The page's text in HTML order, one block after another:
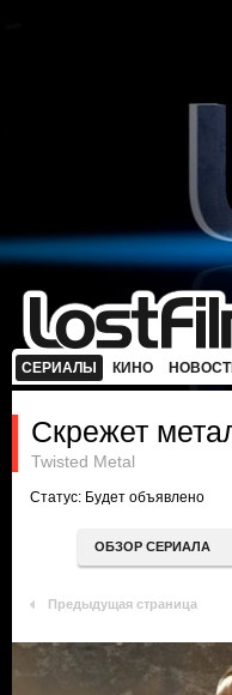
СЕРИАЛЫ КИНО
Скрежет
Twisted Metal
Статус: Будет объявлено
ОБЗОР СЕРИАЛА
Предыдущая страница